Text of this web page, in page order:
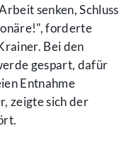
senken, Schluss
forderte
Bei den
gespart, dafür
Entnahme
zeigte sich der